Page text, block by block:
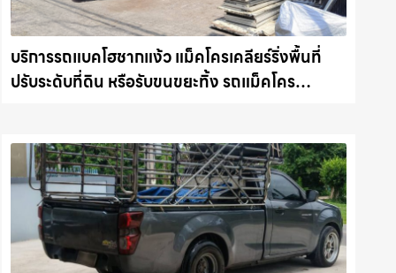
บริการรถแบคโฮชากแง้ว แม็คโครเคลียร์ริ่งพื้นที่
ปรับระดับที่ดิน หรือรับขนขยะทิ้ง รถแม็คโคร